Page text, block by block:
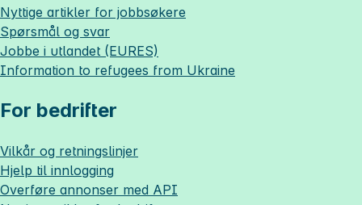
Nyttige artikler for jobbsøkere
Spørsmål og svar
Jobbe i utlandet (EURES)
Information to refugees from Ukraine
For bedrifter
Vilkår og retningslinjer
Hjelp til innlogging
Overføre annonser med API